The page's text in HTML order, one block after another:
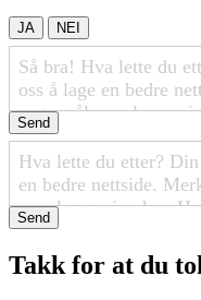
JA NEI
Send
Send
Takk for at du